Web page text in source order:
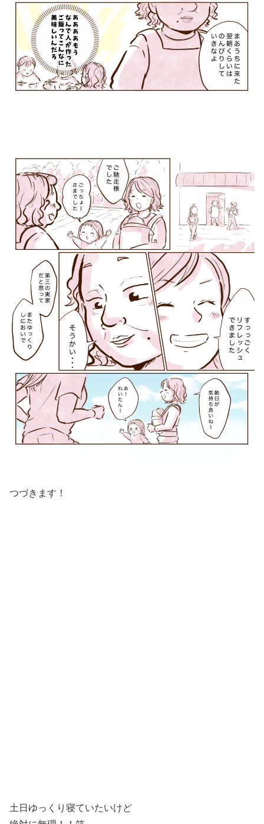
つづきます！
土日ゆっくり寝ていたいけど